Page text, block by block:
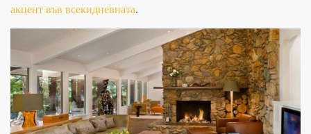
акцент във всекидневната.